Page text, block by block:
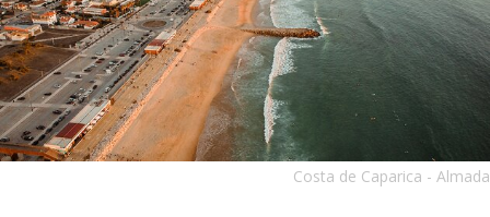
Costa de Caparica - Almada